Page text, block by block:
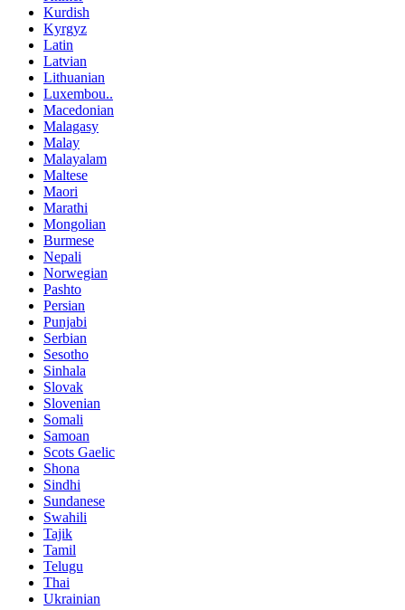
Kurdish
Kyrgyz
Latin
Latvian
Lithuanian
Luxembou..
Macedonian
Malagasy
Malay
Malayalam
Maltese
Maori
Marathi
Mongolian
Burmese
Nepali
Norwegian
Pashto
Persian
Punjabi
Serbian
Sesotho
Sinhala
Slovak
Slovenian
Somali
Samoan
Scots Gaelic
Shona
Sindhi
Sundanese
Swahili
Tajik
Tamil
Telugu
Thai
Ukrainian